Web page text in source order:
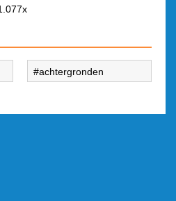
achtergronden